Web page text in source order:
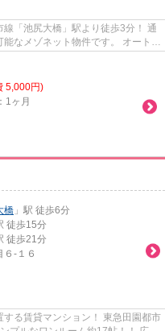
池尻大橋」駅より徒歩3分！ 通
なメゾネット物件です。 オートロ
5,000円)
1ヶ月
橋 」駅 徒歩6分
徒歩15分
徒歩21分
６-１６
賃貸マンション！ 東急田園都市